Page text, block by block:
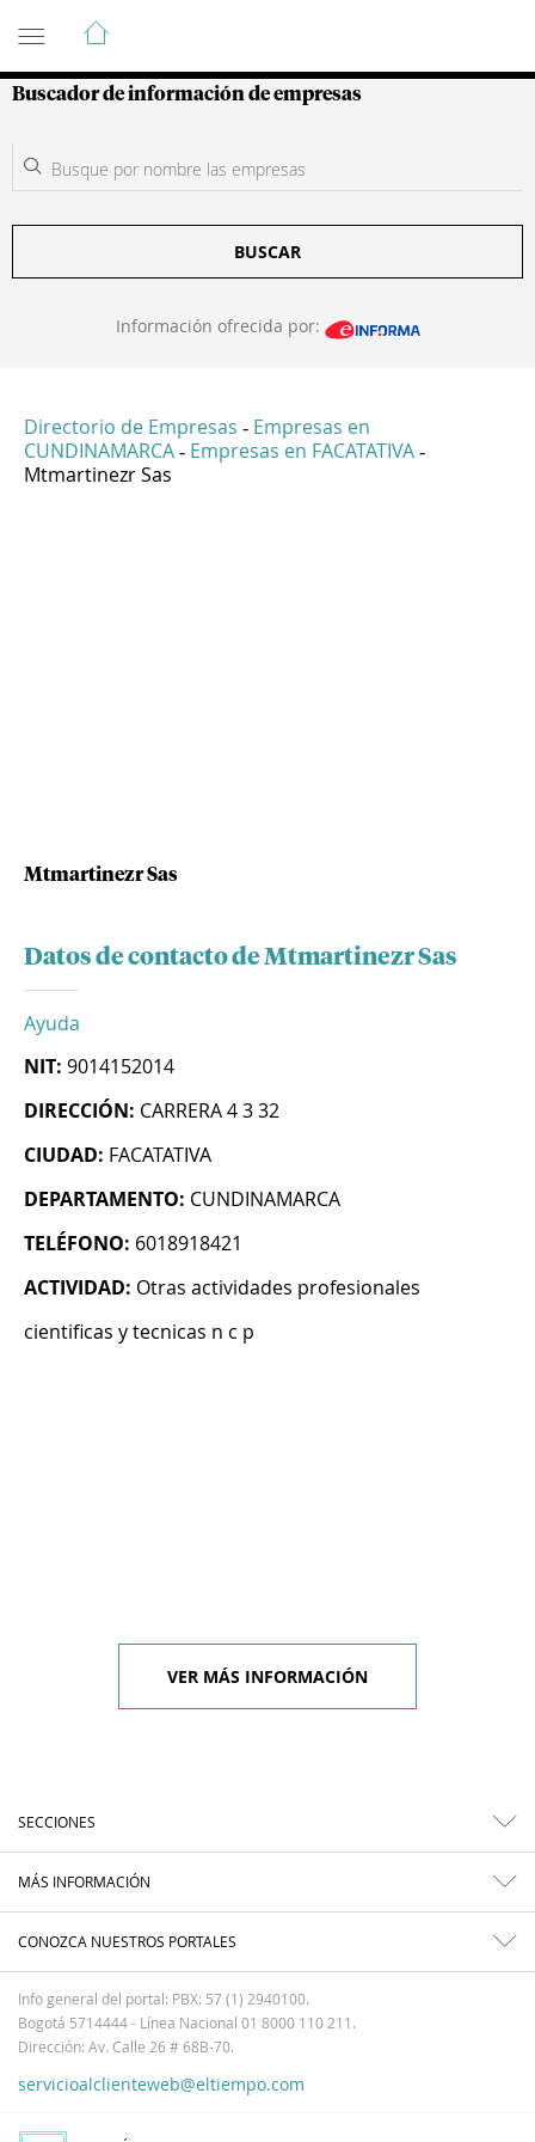
Guía de Empresas Colombianas
Buscador de información de empresas
BUSCAR
Información ofrecida por:
Directorio de Empresas - Empresas en
CUNDINAMARCA - Empresas en FACATATIVA -
Mtmartinezr Sas
Mtmartinezr Sas
Datos de contacto de Mtmartinezr Sas
Ayuda
NIT: 9014152014
DIRECCIÓN: CARRERA 4 3 32
CIUDAD: FACATATIVA
DEPARTAMENTO: CUNDINAMARCA
TELÉFONO: 6018918421
ACTIVIDAD: Otras actividades profesionales
cientificas y tecnicas n c p
VER MÁS INFORMACIÓN
SECCIONES
MÁS INFORMACIÓN
CONOZCA NUESTROS PORTALES
Info general del portal: PBX: 57 (1) 2940100.
Bogotá 5714444 - Línea Nacional 01 8000 110 211.
Dirección: Av. Calle 26 # 68B-70.
servicioalclienteweb@eltiempo.com